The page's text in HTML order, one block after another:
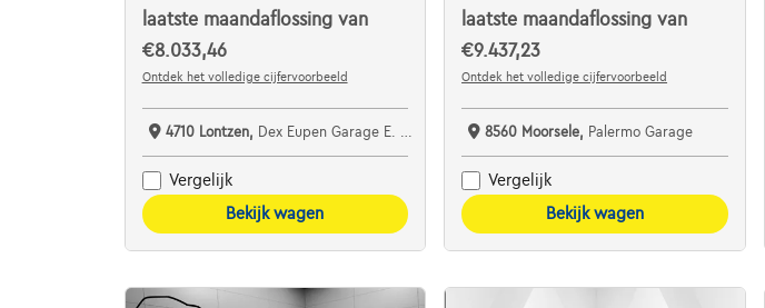
laatste maandaflossing van
€8.033,46
Ontdek het volledige cijfervoorbeeld
4710 Lontzen, Dex Eupen Garage E. Kreusen sprl
Vergelijk
Bekijk wagen
laatste maandaflossing van
€9.437,23
Ontdek het volledige cijfervoorbeeld
8560 Moorsele, Palermo Garage
Vergelijk
Bekijk wagen